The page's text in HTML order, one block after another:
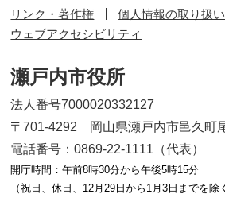
リンク・著作権
個人情報の取り扱い
ウェブアクセシビリティ
瀬戸内市役所
法人番号7000020332127
〒701-4292 岡山県瀬戸内市邑久町
電話番号：0869-22-1111（代表）
開庁時間：午前8時30分から午後5時15分
（祝日、休日、12月29日から1月3日までを除